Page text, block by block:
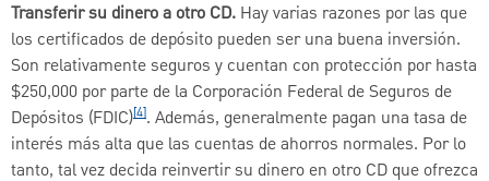
Transferir su dinero a otro CD. Hay varias razones por las que
los certificados de depósito pueden ser una buena inversión.
Son relativamente seguros y cuentan con protección por hasta
$250,000 por parte de la Corporación Federal de Seguros de
Depósitos (FDIC)[4]. Además, generalmente pagan una tasa de
interés más alta que las cuentas de ahorros normales. Por lo
tanto, tal vez decida reinvertir su dinero en otro CD que ofrezca